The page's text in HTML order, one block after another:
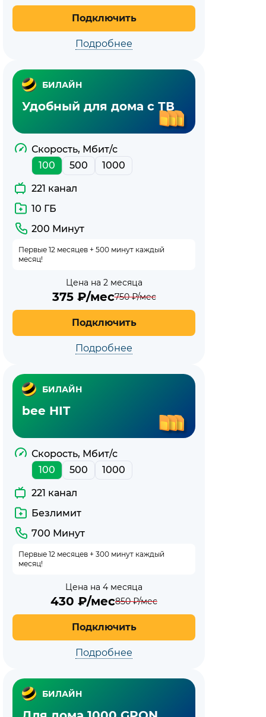
Подключить
Подробнее
БИЛАЙН
Удобный для дома с ТВ
Скорость, Мбит/с
100
500 1000
221 канал
10 ГБ
200 Минут
Первые 12 месяцев + 500 минут каждый
месяц!
Цена на 2 месяца
375₽/мес750₽/мес
Подключить
Подробнее
БИЛАЙН
bee HIT
Скорость, Мбит/с
100
500 1000
221 канал
Безлимит
700 Минут
Первые 12 месяцев + 300 минут каждый
месяц!
Цена на 4 месяца
430 ₽/мес850₽/мес
Подключить
Подробнее
БИЛАЙН